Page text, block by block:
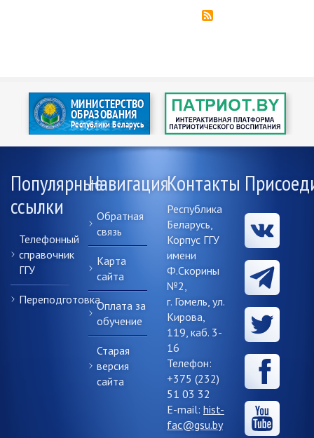
Популярные
ссылки
Телефонный
справочник
ГГУ
Переподготовка
Навигация
Обратная
связь
Карта
сайта
Оплата за
обучение
Старая
версия
сайта
Контакты
Республика
Беларусь,
Корпус ГГУ
имени
Ф.Скорины
№2,
г. Гомель, ул.
Кирова,
119, каб. 3-
16
Телефон:
+375 (232)
51 03 32
E-mail: hist-
fac@gsu.by